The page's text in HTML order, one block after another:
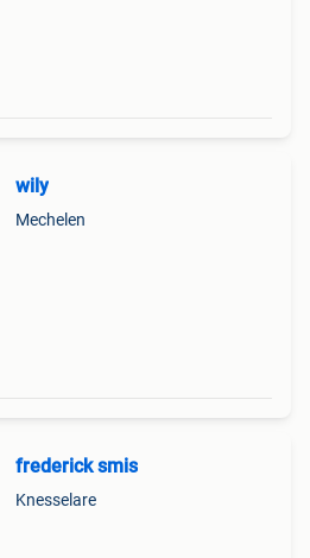
wily
Mechelen
frederick smis
Knesselare